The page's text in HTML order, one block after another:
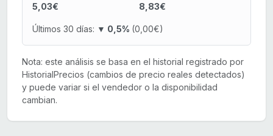
5,03€
8,83€
Últimos 30 días: ▼ 0,5% (0,00€)
Nota: este análisis se basa en el historial registrado por
HistorialPrecios (cambios de precio reales detectados)
y puede variar si el vendedor o la disponibilidad
cambian.